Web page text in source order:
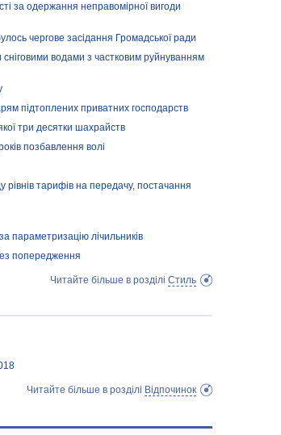
за одержання неправомірної вигоди
чергове засідання Громадської ради
водами з частковим руйнуванням
підтоплених приватних господарств
три десятки шахрайств
позбавлення волі
тарифів на передачу, постачання
параметризацію лічильників
попередження
Читайте більше в розділі Стиль
Читайте більше в розділі Відпочинок